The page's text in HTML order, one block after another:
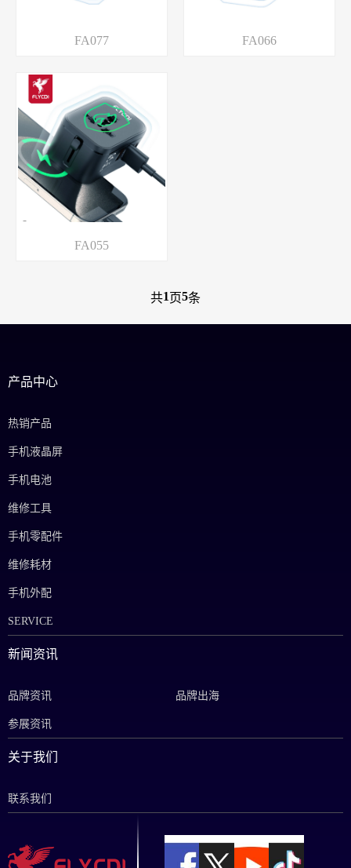
直流电源表
维修垫
FA077 FA066
FA055
共1页5条
产品中心
热销产品
手机液晶屏
手机电池
维修工具
手机零配件
维修耗材
手机外配
SERVICE
新闻资讯
品牌资讯 品牌出海
参展资讯
关于我们
联系我们